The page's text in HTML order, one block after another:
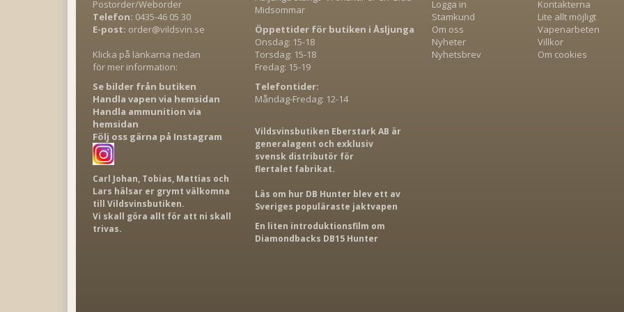
Postorder/Weborder
Telefon: 0435-46 05 30
E-post: order@vildsvin.se
Klicka på länkarna nedan
för mer information:
Se bilder från butiken
Handla vapen via hemsidan
Handla ammunition via
hemsidan
Följ oss gärna på Instagram
Carl Johan, Tobias, Mattias och
Lars hälsar er grymt välkomna
till Vildsvinsbutiken.
Vi skall göra allt för att ni skall
trivas.
Midsommar
Öppettider för butiken i Åsljunga
Onsdag: 15-18
Torsdag: 15-18
Fredag: 15-19
Telefontider:
Måndag-Fredag: 12-14
Vildsvinsbutiken Eberstark AB är
generalagent och exklusiv
svensk distributör för
flertalet fabrikat.
Läs om hur DB Hunter blev ett av
Sveriges populäraste jaktvapen
En liten introduktionsfilm om
Diamondbacks DB15 Hunter
Logga in
Stamkund
Om oss
Nyheter
Nyhetsbrev
Kontakterna
Lite allt möjligt
Vapenarbeten
Villkor
Om cookies